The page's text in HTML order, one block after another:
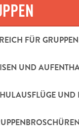
FÜR GRUPPEN
UND
UND
UNSERE